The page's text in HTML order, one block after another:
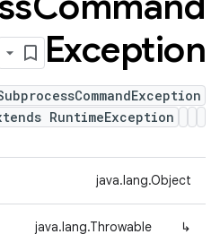
Exception
RuntimeException
java.lang.Object
↳
java.lang.Throwable